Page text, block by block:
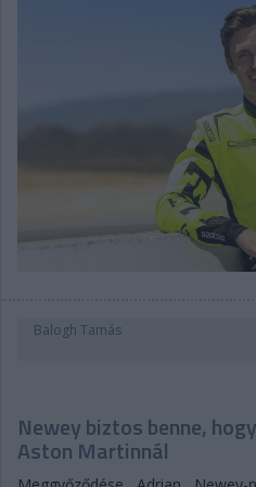
Balogh Tamás
Newey biztos benne,
Aston Martinnál